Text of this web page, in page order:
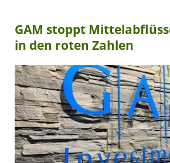
GAM stoppt
in den roten Zahlen